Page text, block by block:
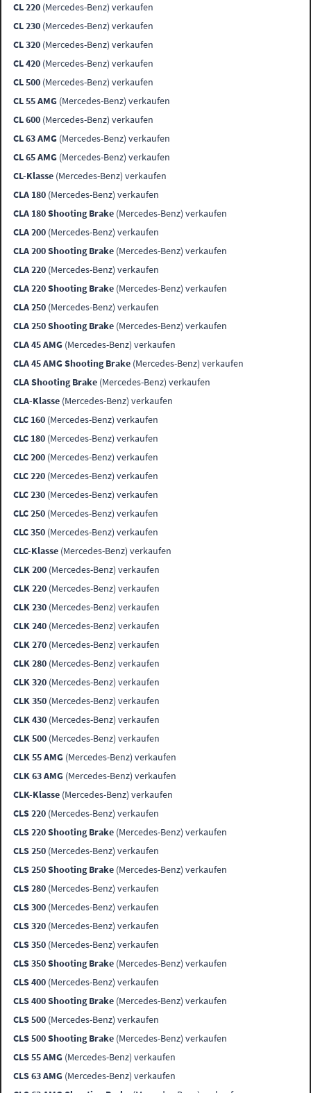
CL 220 (Mercedes-Benz) verkaufen
CL 230 (Mercedes-Benz) verkaufen
CL 320 (Mercedes-Benz) verkaufen
CL 420 (Mercedes-Benz) verkaufen
CL 500 (Mercedes-Benz) verkaufen
CL 55 AMG (Mercedes-Benz) verkaufen
CL 600 (Mercedes-Benz) verkaufen
CL 63 AMG (Mercedes-Benz) verkaufen
CL 65 AMG (Mercedes-Benz) verkaufen
CL-Klasse (Mercedes-Benz) verkaufen
CLA 180 (Mercedes-Benz) verkaufen
CLA 180 Shooting Brake (Mercedes-Benz) verkaufen
CLA 200 (Mercedes-Benz) verkaufen
CLA 200 Shooting Brake (Mercedes-Benz) verkaufen
CLA 220 (Mercedes-Benz) verkaufen
CLA 220 Shooting Brake (Mercedes-Benz) verkaufen
CLA 250 (Mercedes-Benz) verkaufen
CLA 250 Shooting Brake (Mercedes-Benz) verkaufen
CLA 45 AMG (Mercedes-Benz) verkaufen
CLA 45 AMG Shooting Brake (Mercedes-Benz) verkaufen
CLA Shooting Brake (Mercedes-Benz) verkaufen
CLA-Klasse (Mercedes-Benz) verkaufen
CLC 160 (Mercedes-Benz) verkaufen
CLC 180 (Mercedes-Benz) verkaufen
CLC 200 (Mercedes-Benz) verkaufen
CLC 220 (Mercedes-Benz) verkaufen
CLC 230 (Mercedes-Benz) verkaufen
CLC 250 (Mercedes-Benz) verkaufen
CLC 350 (Mercedes-Benz) verkaufen
CLC-Klasse (Mercedes-Benz) verkaufen
CLK 200 (Mercedes-Benz) verkaufen
CLK 220 (Mercedes-Benz) verkaufen
CLK 230 (Mercedes-Benz) verkaufen
CLK 240 (Mercedes-Benz) verkaufen
CLK 270 (Mercedes-Benz) verkaufen
CLK 280 (Mercedes-Benz) verkaufen
CLK 320 (Mercedes-Benz) verkaufen
CLK 350 (Mercedes-Benz) verkaufen
CLK 430 (Mercedes-Benz) verkaufen
CLK 500 (Mercedes-Benz) verkaufen
CLK 55 AMG (Mercedes-Benz) verkaufen
CLK 63 AMG (Mercedes-Benz) verkaufen
CLK-Klasse (Mercedes-Benz) verkaufen
CLS 220 (Mercedes-Benz) verkaufen
CLS 220 Shooting Brake (Mercedes-Benz) verkaufen
CLS 250 (Mercedes-Benz) verkaufen
CLS 250 Shooting Brake (Mercedes-Benz) verkaufen
CLS 280 (Mercedes-Benz) verkaufen
CLS 300 (Mercedes-Benz) verkaufen
CLS 320 (Mercedes-Benz) verkaufen
CLS 350 (Mercedes-Benz) verkaufen
CLS 350 Shooting Brake (Mercedes-Benz) verkaufen
CLS 400 (Mercedes-Benz) verkaufen
CLS 400 Shooting Brake (Mercedes-Benz) verkaufen
CLS 500 (Mercedes-Benz) verkaufen
CLS 500 Shooting Brake (Mercedes-Benz) verkaufen
CLS 55 AMG (Mercedes-Benz) verkaufen
CLS 63 AMG (Mercedes-Benz) verkaufen